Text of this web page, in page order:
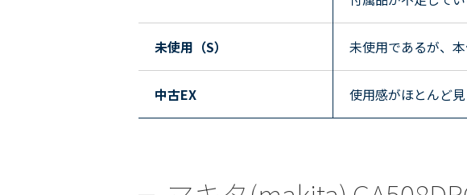
未使用（S） 未使用であるが、
中古EX 使用感がほとんど